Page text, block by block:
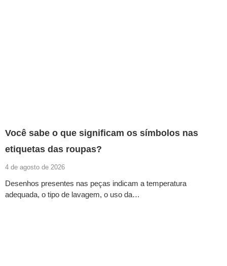
Você sabe o que significam os símbolos nas
etiquetas das roupas?
4 de agosto de 2026
Desenhos presentes nas peças indicam a temperatura
adequada, o tipo de lavagem, o uso da…